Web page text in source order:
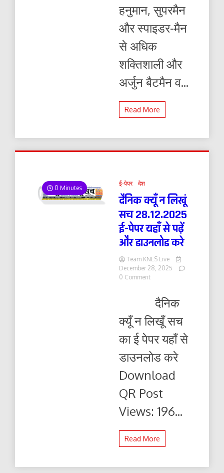
हनुमान, सुपरमैन
और स्पाइडर-मैन
से अधिक
शक्तिशाली और
अर्जुन बैटमैन व...
Read More
0 Minutes
ई-पेपर देश
दैनिक क्यूँ न लिखूं
सच 28.12.2025
ई-पेपर यहाँ से पढ़ें
और डाउनलोड करे
Team KNLS Live
December 28, 2025
0 Commenton
सच
28.12.2025
ई-
पेपर
यहाँ
पढ़ें
डाउनलोड
दैनिक
क्यूँ न लिखूँ सच
का ई पेपर यहाँ से
डाउनलोड करे
Download
QR Post
Views: 196...
Read More